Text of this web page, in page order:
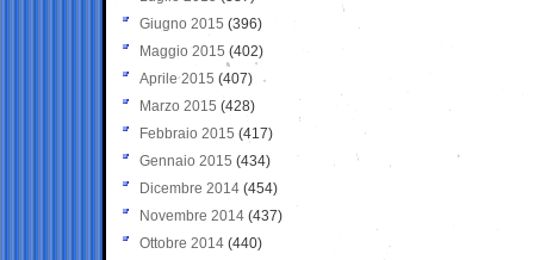
Giugno 2015 (396)
Maggio 2015 (402)
Aprile 2015 (407)
Marzo 2015 (428)
Febbraio 2015 (417)
Gennaio 2015 (434)
Dicembre 2014 (454)
Novembre 2014 (437)
Ottobre 2014 (440)